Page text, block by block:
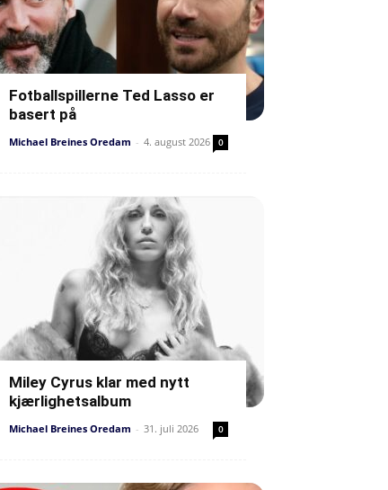
Fotballspillerne Ted Lasso er
basert på
Michael Breines Oredam - 4. august 2026 0
Miley Cyrus klar med nytt
kjærlighetsalbum
Michael Breines Oredam - 31. juli 2026 0